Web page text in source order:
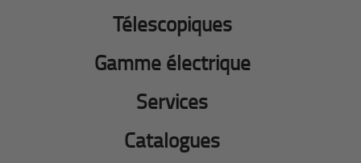
Télescopiques
Gamme électrique
Services
Catalogues